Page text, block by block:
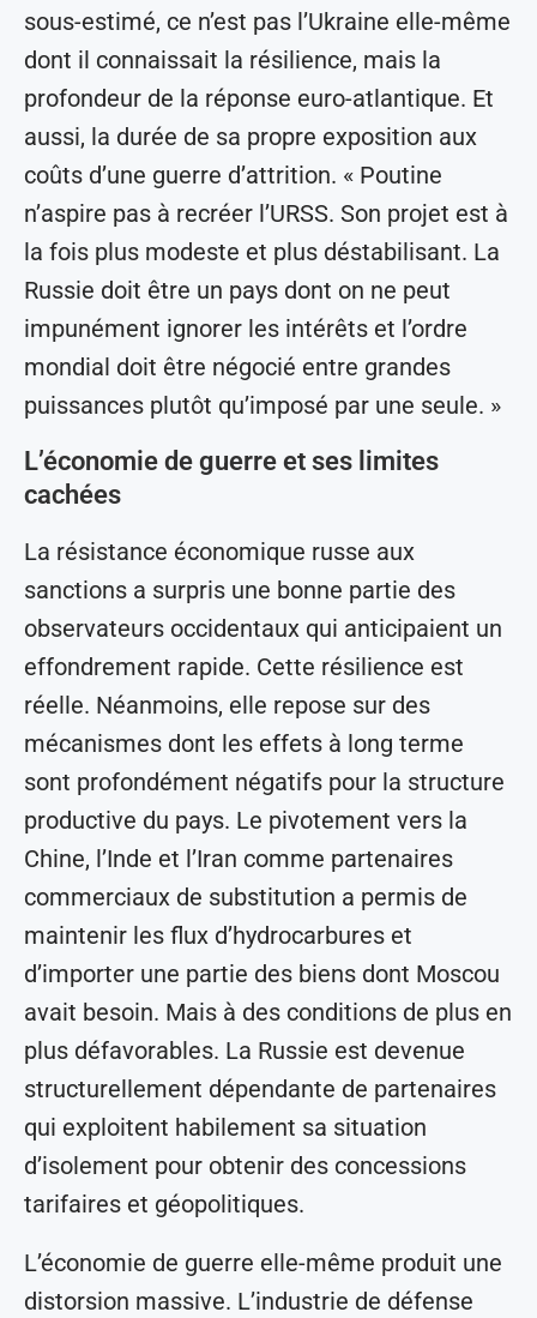
sous-estimé, ce n’est pas l’Ukraine elle-même
dont il connaissait la résilience, mais la
profondeur de la réponse euro-atlantique. Et
aussi, la durée de sa propre exposition aux
coûts d’une guerre d’attrition. « Poutine
n’aspire pas à recréer l’URSS. Son projet est à
la fois plus modeste et plus déstabilisant. La
Russie doit être un pays dont on ne peut
impunément ignorer les intérêts et l’ordre
mondial doit être négocié entre grandes
puissances plutôt qu’imposé par une seule. »
L’économie de guerre et ses limites
cachées
La résistance économique russe aux
sanctions a surpris une bonne partie des
observateurs occidentaux qui anticipaient un
effondrement rapide. Cette résilience est
réelle. Néanmoins, elle repose sur des
mécanismes dont les effets à long terme
sont profondément négatifs pour la structure
productive du pays. Le pivotement vers la
Chine, l’Inde et l’Iran comme partenaires
commerciaux de substitution a permis de
maintenir les flux d’hydrocarbures et
d’importer une partie des biens dont Moscou
avait besoin. Mais à des conditions de plus en
plus défavorables. La Russie est devenue
structurellement dépendante de partenaires
qui exploitent habilement sa situation
d’isolement pour obtenir des concessions
tarifaires et géopolitiques.
L’économie de guerre elle-même produit une
distorsion massive. L’industrie de défense